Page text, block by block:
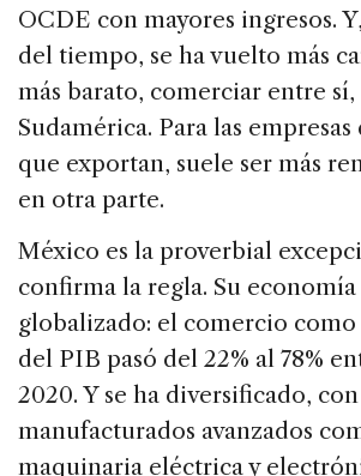
OCDE con mayores ingresos.
del tiempo, se ha vuelto más
más barato, comerciar entre
Sudamérica. Para las
que exportan, suele ser más
en otra parte.
México es la proverbial
confirma la regla. Su economía
globalizado: el comercio
del PIB pasó del 22% al 78%
2020. Y se ha diversificado,
manufacturados avanzados
maquinaria eléctrica y